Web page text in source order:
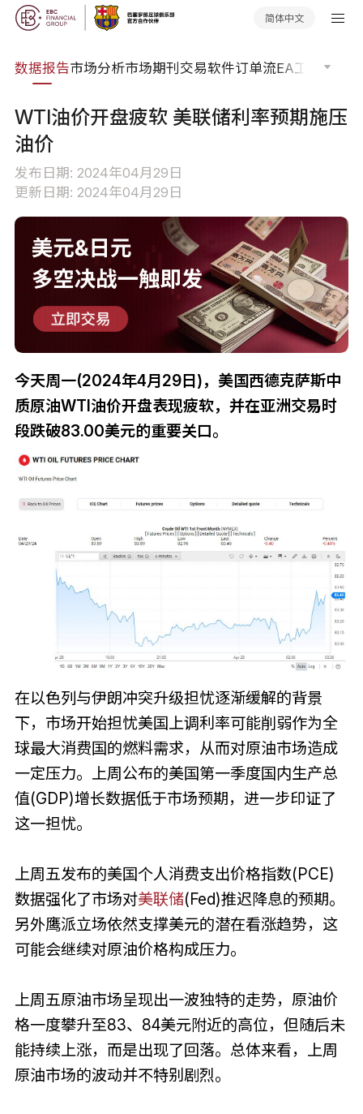
简体中文
数据报告市场分析市场期刊交易软件订单流EA工具库
WTI油价开盘疲软 美联储利率预期施压
油价
发布日期: 2024年04月29日
更新日期: 2024年04月29日
今天周一(2024年4月29日)，美国西德克萨斯中
质原油WTI油价开盘表现疲软，并在亚洲交易时
段跌破83.00美元的重要关口。
在以色列与伊朗冲突升级担忧逐渐缓解的背景
下，市场开始担忧美国上调利率可能削弱作为全
球最大消费国的燃料需求，从而对原油市场造成
一定压力。上周公布的美国第一季度国内生产总
值(GDP)增长数据低于市场预期，进一步印证了
这一担忧。
上周五发布的美国个人消费支出价格指数(PCE)
数据强化了市场对美联储(Fed)推迟降息的预期。
另外鹰派立场依然支撑美元的潜在看涨趋势，这
可能会继续对原油价格构成压力。
上周五原油市场呈现出一波独特的走势，原油价
格一度攀升至83、84美元附近的高位，但随后未
能持续上涨，而是出现了回落。总体来看，上周
原油市场的波动并不特别剧烈。